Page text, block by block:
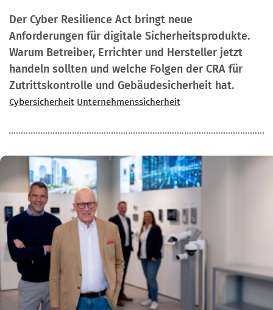
Der Cyber Resilience Act bringt neue
Anforderungen für digitale Sicherheitsprodukte.
Warum Betreiber, Errichter und Hersteller jetzt
handeln sollten und welche Folgen der CRA für
Zutrittskontrolle und Gebäudesicherheit hat.
Cybersicherheit Unternehmenssicherheit